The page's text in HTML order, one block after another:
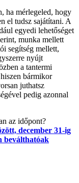
ha mérlegeled, hogy
el tudsz sajátítani. A
egyedi lehetőséget
munka mellett
segítség mellett,
nyújt
a tantermi
bármikor
juthatsz
pedig azonnal
az időpont?
december 31-ig
beválthatóak